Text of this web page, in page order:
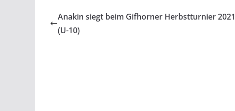
Anakin siegt beim Gifhorner Herbstturnier 2021
(U-10)